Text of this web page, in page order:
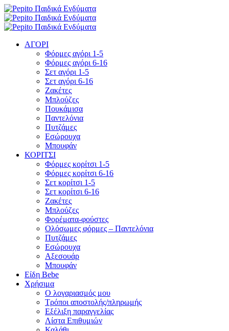
ΑΓΟΡΙ
Φόρμες αγόρι 1-5
Φόρμες αγόρι 6-16
Σετ αγόρι 1-5
Σετ αγόρι 6-16
Ζακέτες
Μπλούζες
Πουκάμισα
Παντελόνια
Πυτζάμες
Εσώρουχα
Μπουφάν
ΚΟΡΙΤΣΙ
Φόρμες κορίτσι 1-5
Φόρμες κορίτσι 6-16
Σετ κορίτσι 1-5
Σετ κορίτσι 6-16
Ζακέτες
Μπλούζες
Φορέματα-φούστες
Ολόσωμες φόρμες – Παντελόνια
Πυτζάμες
Εσώρουχα
Αξεσουάρ
Μπουφάν
Είδη Bebe
Χρήσιμα
Ο λογαριασμός μου
Τρόποι αποστολής/πληρωμής
Εξέλιξη παραγγελίας
Λίστα Επιθυμιών